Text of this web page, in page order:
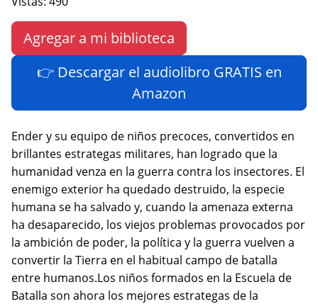
Agregar a mi biblioteca
👉 Descargar el audiolibro GRATIS en
Amazon
Ender y su equipo de niños precoces, convertidos en
brillantes estrategas militares, han logrado que la
humanidad venza en la guerra contra los insectores. El
enemigo exterior ha quedado destruido, la especie
humana se ha salvado y, cuando la amenaza externa
ha desaparecido, los viejos problemas provocados por
la ambición de poder, la política y la guerra vuelven a
convertir la Tierra en el habitual campo de batalla
entre humanos.Los niños formados en la Escuela de
Batalla son ahora los mejores estrategas de la